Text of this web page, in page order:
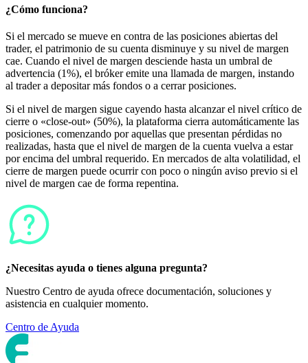
¿Cómo funciona?
Si el mercado se mueve en contra de las posiciones abiertas del
trader, el patrimonio de su cuenta disminuye y su nivel de margen
cae. Cuando el nivel de margen desciende hasta un umbral de
advertencia (1%), el bróker emite una llamada de margen, instando
al trader a depositar más fondos o a cerrar posiciones.
Si el nivel de margen sigue cayendo hasta alcanzar el nivel crítico de
cierre o «close-out» (50%), la plataforma cierra automáticamente las
posiciones, comenzando por aquellas que presentan pérdidas no
realizadas, hasta que el nivel de margen de la cuenta vuelva a estar
por encima del umbral requerido. En mercados de alta volatilidad, el
cierre de margen puede ocurrir con poco o ningún aviso previo si el
nivel de margen cae de forma repentina.
¿Necesitas ayuda o tienes alguna pregunta?
Nuestro Centro de ayuda ofrece documentación, soluciones y
asistencia en cualquier momento.
Centro de Ayuda